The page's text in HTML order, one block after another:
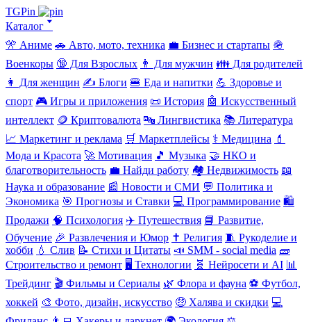
TGPin
Каталог 🢓
🎌 Аниме 🚗 Авто, мото, техника 💼 Бизнес и стартапы 🪖
Военкоры 🔞 Для Взрослых 👨 Для мужчин 👪 Для родителей
👩 Для женщин ✍️ Блоги 🍔 Еда и напитки 💪 Здоровье и
спорт 🎮 Игры и приложения 📜 История 🤖 Искусственный
интеллект 🪙 Криптовалюта 🔤 Лингвистика 📚 Литература
📈 Маркетинг и реклама 🛒 Маркетплейсы ⚕️ Медицина 💄
Мода и Красота 🚀 Мотивация 🎵 Музыка 🤝 НКО и
благотворительность 💼 Найди работу 🏘️ Недвижимость 📖
Наука и образование 📰 Новости и СМИ 💬 Политика и
Экономика 🎯 Прогнозы и Ставки 💻 Программирование 🛍️
Продажи 🧠 Психология ✈️ Путешествия 📘 Развитие,
Обучение 🎉 Развлечения и Юмор ✝️ Религия 🧵 Рукоделие и
хобби 💧 Слив 📝 Стихи и Цитаты 📣 SMM - social media 🧱
Строительство и ремонт 🖥️ Технологии 🧬 Нейросети и AI 📊
Трейдинг 🎬 Фильмы и Сериалы 🌿 Флора и фауна ⚽ Футбол,
хоккей 🎨 Фото, дизайн, искусство 🤑 Халява и скидки 💻